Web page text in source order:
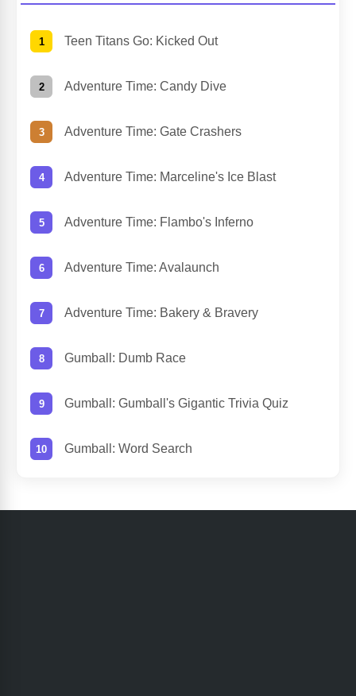
Teen Titans Go: Kicked Out
Adventure Time: Candy Dive
Adventure Time: Gate Crashers
Adventure Time: Marceline's Ice Blast
Adventure Time: Flambo's Inferno
Adventure Time: Avalaunch
Adventure Time: Bakery & Bravery
Gumball: Dumb Race
Gumball: Gumball's Gigantic Trivia Quiz
Gumball: Word Search